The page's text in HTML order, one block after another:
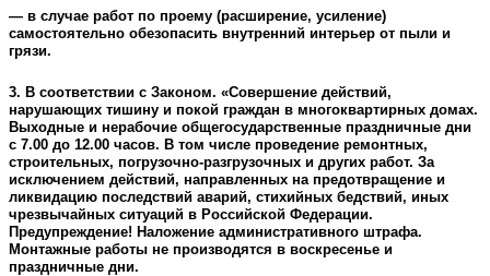
— в случае работ по проему (расширение, усиление)
самостоятельно обезопасить внутренний интерьер от пыли и
грязи.
3. В соответствии с Законом. «Совершение действий,
нарушающих тишину и покой граждан в многоквартирных домах.
Выходные и нерабочие общегосударственные праздничные дни
с 7.00 до 12.00 часов. В том числе проведение ремонтных,
строительных, погрузочно-разгрузочных и других работ. За
исключением действий, направленных на предотвращение и
ликвидацию последствий аварий, стихийных бедствий, иных
чрезвычайных ситуаций в Российской Федерации.
Предупреждение! Наложение административного штрафа.
Монтажные работы не производятся в воскресенье и
праздничные дни.